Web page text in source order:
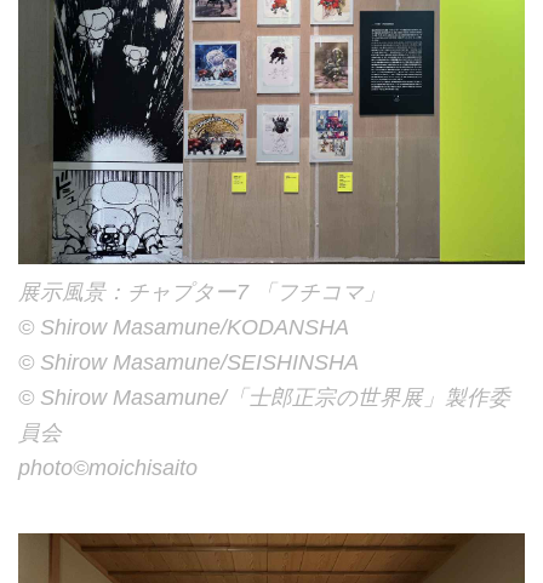
展示風景：チャプター7 「フチコマ」
©︎ Shirow Masamune/KODANSHA
©︎ Shirow Masamune/SEISHINSHA
©︎ Shirow Masamune/「士郎正宗の世界展」製作委
員会
photo©︎moichisaito